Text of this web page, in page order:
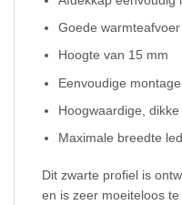
Goede warmteafvoer
Hoogte van 15 mm
Eenvoudige
Hoogwaardige,
Maximale breedte
Dit zwarte profiel is
en is zeer moeiteloos